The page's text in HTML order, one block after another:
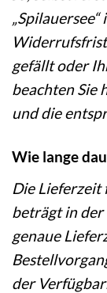
gefällt oder
beachten Sie
und die
Wie lange
Die Lieferzeit
beträgt in der
genaue
der